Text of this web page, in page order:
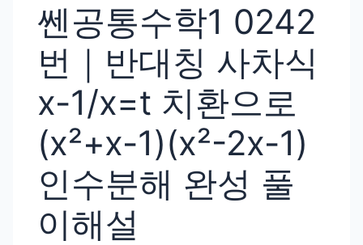
쎈공통수학1 0242
번｜반대칭 사차식
x-1/x=t 치환으로
(x²+x-1)(x²-2x-1)
인수분해 완성 풀
이해설